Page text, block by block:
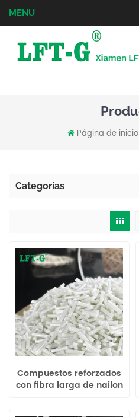
MENU
Página de inicio
Categorías
Compuestos reforzados
con fibra larga de nailon